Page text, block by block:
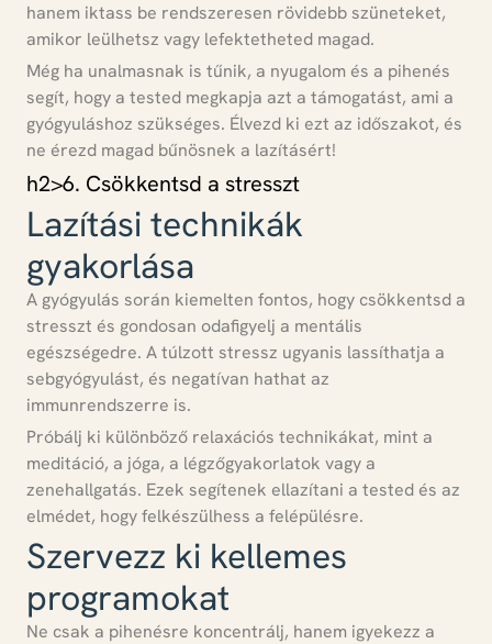
hanem iktass be rendszeresen rövidebb szüneteket,
amikor leülhetsz vagy lefektetheted magad.
Még ha unalmasnak is tűnik, a nyugalom és a pihenés
segít, hogy a tested megkapja azt a támogatást, ami a
gyógyuláshoz szükséges. Élvezd ki ezt az időszakot, és
ne érezd magad bűnösnek a lazításért!
h2>6. Csökkentsd a stresszt
Lazítási technikák
gyakorlása
A gyógyulás során kiemelten fontos, hogy csökkentsd a
stresszt és gondosan odafigyelj a mentális
egészségedre. A túlzott stressz ugyanis lassíthatja a
sebgyógyulást, és negatívan hathat az
immunrendszerre is.
Próbálj ki különböző relaxációs technikákat, mint a
meditáció, a jóga, a légzőgyakorlatok vagy a
zenehallgatás. Ezek segítenek ellazítani a tested és az
elmédet, hogy felkészülhess a felépülésre.
Szervezz ki kellemes
programokat
Ne csak a pihenésre koncentrálj, hanem igyekezz a